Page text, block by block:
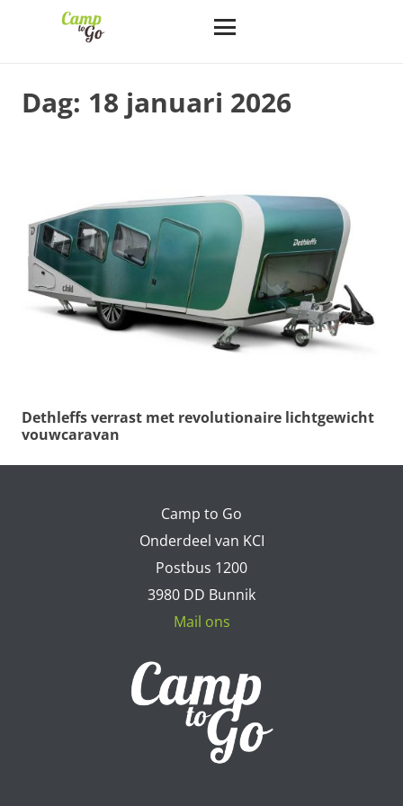
Dag: 18 januari 2026
Dethleffs verrast met revolutionaire lichtgewicht
vouwcaravan
Camp to Go
Onderdeel van KCI
Postbus 1200
3980 DD Bunnik
Mail ons